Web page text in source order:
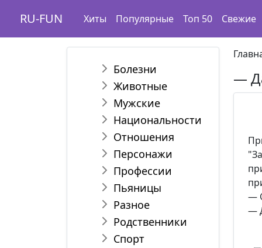
RU-FUN Хиты Популярные Топ 50 Свежие
Болезни
Животные
Мужские
Национальности
Отношения
Персонажи
Профессии
Пьяницы
Разное
Родственники
Спорт
—
—
—